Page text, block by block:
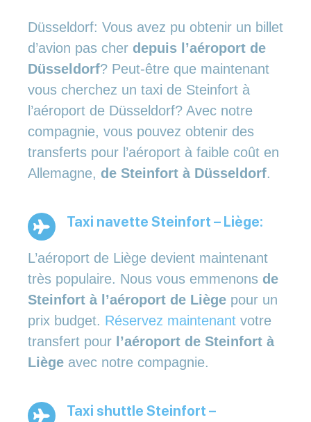
Düsseldorf: Vous avez pu obtenir un billet
d’avion pas cher depuis l’aéroport de
Düsseldorf? Peut-être que maintenant
vous cherchez un taxi de Steinfort à
l’aéroport de Düsseldorf? Avec notre
compagnie, vous pouvez obtenir des
transferts pour l’aéroport à faible coût en
Allemagne, de Steinfort à Düsseldorf.
Taxi navette Steinfort – Liège:
L’aéroport de Liège devient maintenant
très populaire. Nous vous emmenons de
Steinfort à l’aéroport de Liège pour un
prix budget. Réservez maintenant votre
transfert pour l’aéroport de Steinfort à
Liège avec notre compagnie.
Taxi shuttle Steinfort –